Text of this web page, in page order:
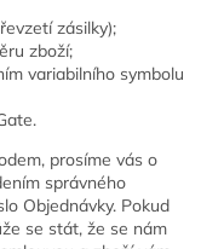
zásilky);
zboží;
variabilního symbolu
prosíme vás o
správného
Objednávky. Pokud
se stát, že se nám